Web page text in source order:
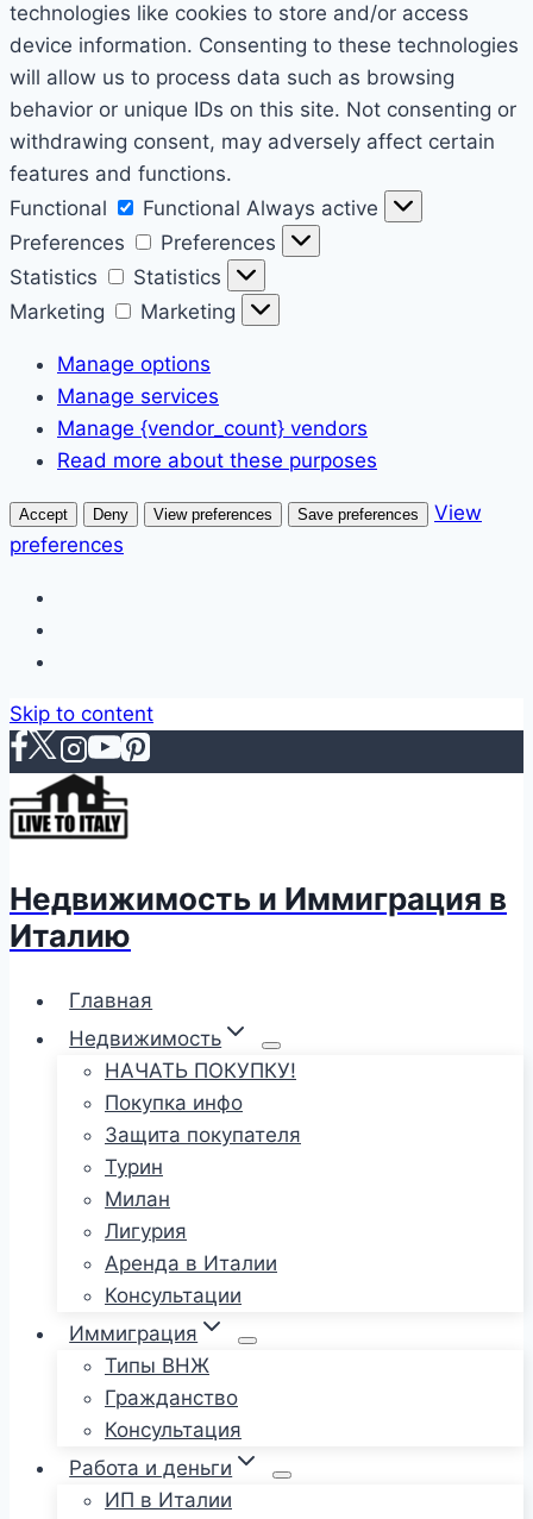
technologies like cookies to store and/or access
device information. Consenting to these technologies
will allow us to process data such as browsing
behavior or unique IDs on this site. Not consenting or
withdrawing consent, may adversely affect certain
features and functions.
Functional
Functional Always active
Preferences
Preferences
Statistics
Statistics
Marketing
Marketing
Manage options
Manage services
Manage {vendor_count} vendors
Read more about these purposes
Accept Deny View preferences Save preferences
View
preferences
Skip to content
Недвижимость и Иммиграция в
Италию
Главная
Недвижимость
НАЧАТЬ ПОКУПКУ!
Покупка инфо
Защита покупателя
Турин
Милан
Лигурия
Аренда в Италии
Консультации
Иммиграция
Типы ВНЖ
Гражданство
Консультация
Работа и деньги
ИП в Италии